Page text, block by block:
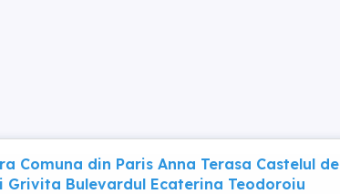
Comuna din Paris Anna Terasa Castelul de
Grivita Bulevardul Ecaterina Teodoroiu